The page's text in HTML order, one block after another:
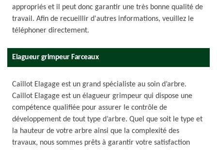
appropriés et il peut donc garantir une très bonne qualité de
travail. Afin de recueillir d'autres informations, veuillez le
téléphoner directement.
Elagueur grimpeur Farceaux
Caillot Elagage est un grand spécialiste au soin d’arbre.
Caillot Elagage est un élagueur grimpeur qui dispose une
compétence qualifiée pour assurer le contrôle de
développement de tout type d’arbre. Quel que soit le type et
la hauteur de votre arbre ainsi que la complexité des
travaux, nous sommes prêts à garantir votre satisfaction